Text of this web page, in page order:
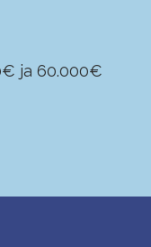
ja 60.000€